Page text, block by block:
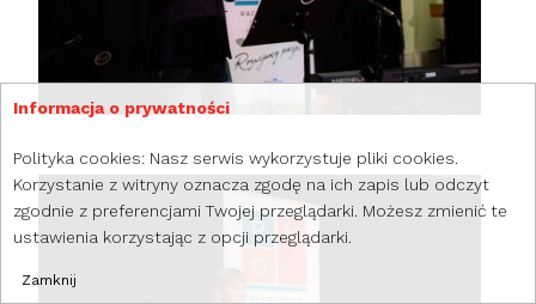
Informacja o prywatności
Polityka cookies: Nasz serwis wykorzystuje pliki cookies.
Korzystanie z witryny oznacza zgodę na ich zapis lub odczyt
zgodnie z preferencjami Twojej przeglądarki. Możesz zmienić te
ustawienia korzystając z opcji przeglądarki.
Zamknij